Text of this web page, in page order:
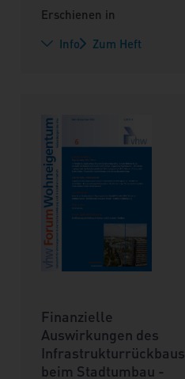
Erschienen in
Info
Zum Heft
Finanzielle
Auswirkungen des
Infrastrukturrückbaus
beim Stadtumbau -